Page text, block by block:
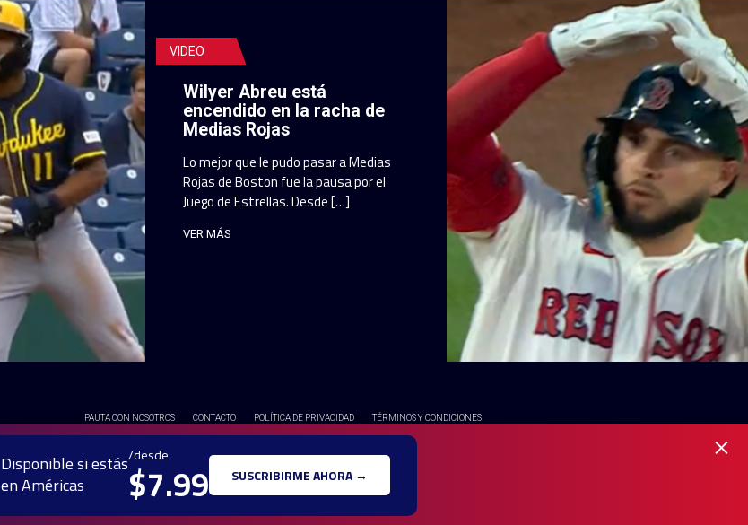
VIDEO
Wilyer Abreu está
encendido en la racha de
Medias Rojas
Lo mejor que le pudo pasar a Medias
Rojas de Boston fue la pausa por el
Juego de Estrellas. Desde […]
VER MÁS
PAUTA CON NOSOTROS CONTACTO POLÍTICA DE PRIVACIDAD TÉRMINOS Y CONDICIONES
© 2025 TODOS LOS DERECHOS RESERVADOS - UNA MARCA REGISTRADA DE Ole Interactive LLC
Disponible si estás
en Américas
/desde
$7.99 SUSCRIBIRME AHORA →
×